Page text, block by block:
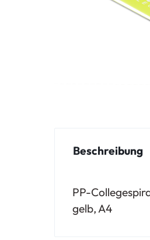
Beschreibung
PP-
gelb, A4